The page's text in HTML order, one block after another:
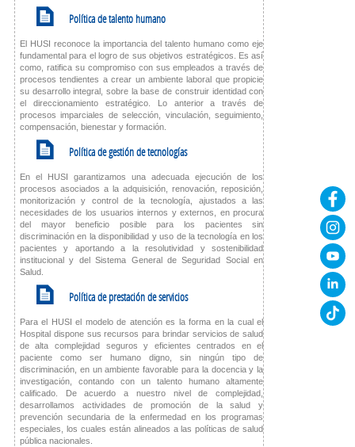
K Política de talento humano
El HUSI reconoce la importancia del talento humano como eje
fundamental para el logro de sus objetivos estratégicos. Es así
como, ratifica su compromiso con sus empleados a través de
procesos tendientes a crear un ambiente laboral que propicie
su desarrollo integral, sobre la base de construir identidad con
el direccionamiento estratégico. Lo anterior a través de
procesos imparciales de selección, vinculación, seguimiento,
compensación, bienestar y formación.
K Política de gestión de tecnologías
En el HUSI garantizamos una adecuada ejecución de los
procesos asociados a la adquisición, renovación, reposición,
monitorización y control de la tecnología, ajustados a las
necesidades de los usuarios internos y externos, en procura
del mayor beneficio posible para los pacientes sin
discriminación en la disponibilidad y uso de la tecnología en los
pacientes y aportando a la resolutividad y sostenibilidad
institucional y del Sistema General de Seguridad Social en
Salud.
K Política de prestación de servicios
Para el HUSI el modelo de atención es la forma en la cual el
Hospital dispone sus recursos para brindar servicios de salud
de alta complejidad seguros y eficientes centrados en el
paciente como ser humano digno, sin ningún tipo de
discriminación, en un ambiente favorable para la docencia y la
investigación, contando con un talento humano altamente
calificado. De acuerdo a nuestro nivel de complejidad,
desarrollamos actividades de promoción de la salud y
prevención secundaria de la enfermedad en los programas
especiales, los cuales están alineados a las políticas de salud
pública nacionales.